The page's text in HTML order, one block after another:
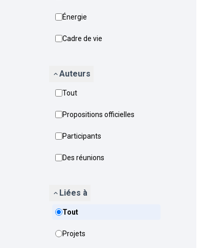
Énergie
Cadre de vie
Auteurs
Tout
Propositions officielles
Participants
Des réunions
Liées à
Tout
Projets